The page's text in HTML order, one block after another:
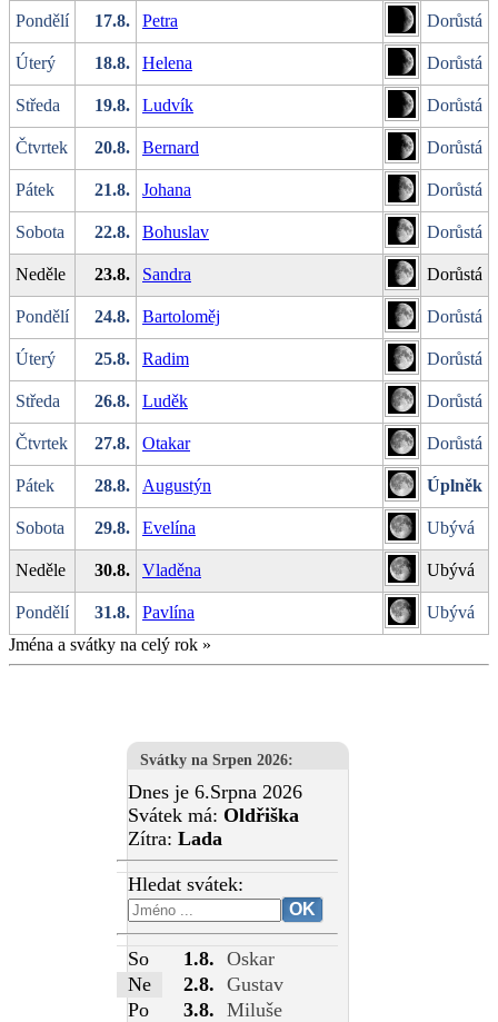
Pondělí 17.8. Petra Dorůstá
Úterý 18.8. Helena Dorůstá
Středa 19.8. Ludvík Dorůstá
Čtvrtek 20.8. Bernard Dorůstá
Pátek 21.8. Johana Dorůstá
Sobota 22.8. Bohuslav Dorůstá
Neděle 23.8. Sandra Dorůstá
Pondělí 24.8. Bartoloměj Dorůstá
Úterý 25.8. Radim Dorůstá
Středa 26.8. Luděk Dorůstá
Čtvrtek 27.8. Otakar Dorůstá
Pátek 28.8. Augustýn Úplněk
Sobota 29.8. Evelína Ubývá
Neděle 30.8. Vladěna Ubývá
Pondělí 31.8. Pavlína
Ubývá
Jména a svátky na celý rok »
Svátky na Srpen 2026:
Dnes je 6.Srpna 2026
Svátek má: Oldřiška
Zítra: Lada
Hledat svátek:
So 1.8. Oskar
Ne
2.8. Gustav
Po
3.8. Miluše